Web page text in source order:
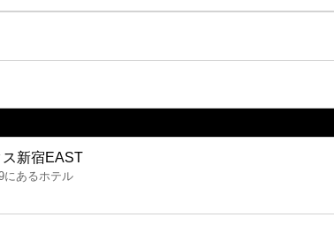
新宿EAST
にあるホテル